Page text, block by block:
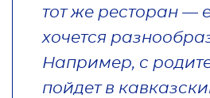
тот же ресторан —
хочется
Например, с
пойдет в